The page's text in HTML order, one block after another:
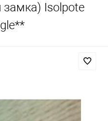
замка) Isolpote